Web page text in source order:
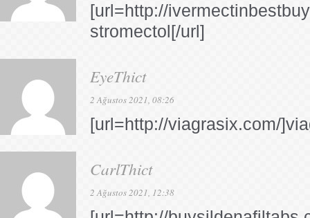
[url=http://
stromectol[/url]
EyeThict
2 Ağustos 2021, 08:26
[url=http://viagrasix.com/
CarlThict
2 Ağustos 2021, 12:38